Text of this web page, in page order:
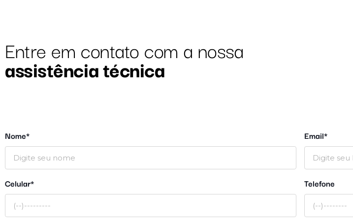
Entre em contato com a nossa
assistência técnica
Nome* Email*
Celular* Telefone